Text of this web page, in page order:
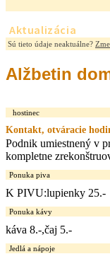
Aktualizácia
Sú tieto údaje neaktuálne?
Alžbetin
hostinec
Kontakt, otváracie
Podnik umiestnený v
kompletne
Ponuka piva
K PIVU:lupienky 25.-
Ponuka kávy
káva 8.-,čaj 5.-
Jedlá a nápoje